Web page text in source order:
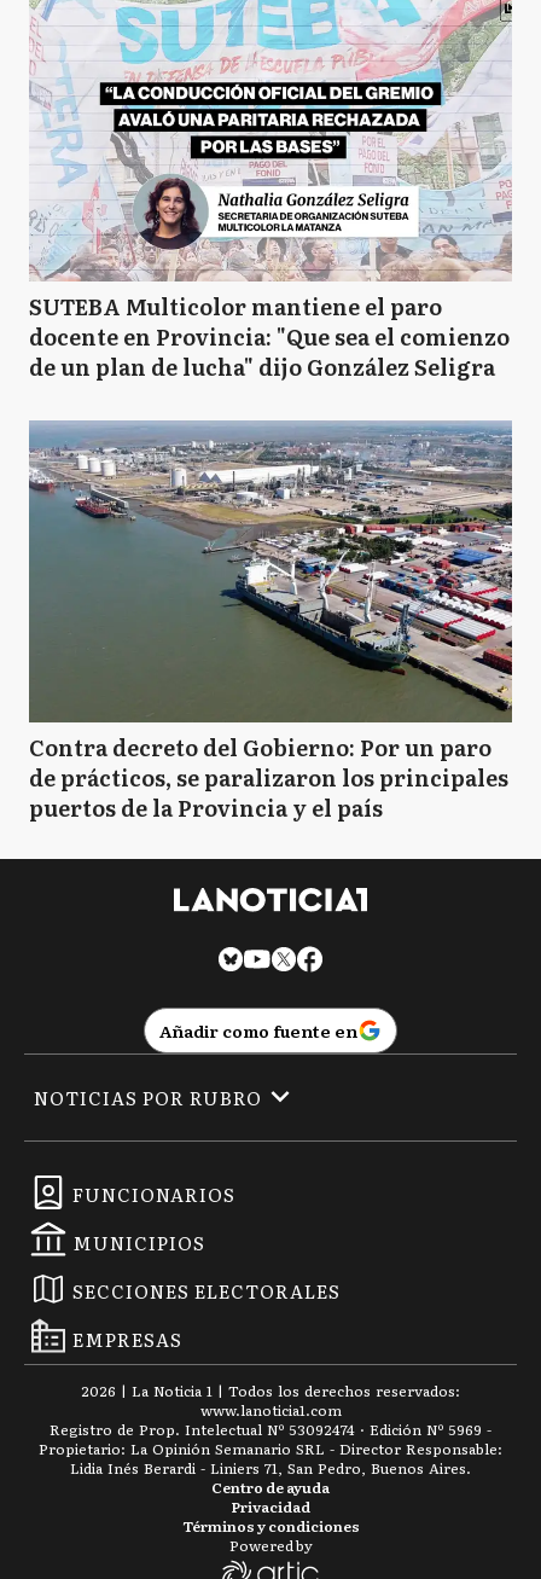
SUTEBA Multicolor mantiene el paro
docente en Provincia: "Que sea el comienzo
de un plan de lucha" dijo González Seligra
Contra decreto del Gobierno: Por un paro
de prácticos, se paralizaron los principales
puertos de la Provincia y el país
Añadir como fuente en
FUNCIONARIOS
MUNICIPIOS
SECCIONES ELECTORALES
EMPRESAS
NOTICIAS POR RUBRO
2026 | La Noticia 1 | Todos los derechos reservados:
www.lanoticia1.com
Registro de Prop. Intelectual Nº 53092474 · Edición Nº 5969 -
Propietario: La Opinión Semanario SRL - Director Responsable:
Lidia Inés Berardi - Liniers 71, San Pedro, Buenos Aires.
Términos y condiciones
Privacidad
Centro de ayuda
Powered by